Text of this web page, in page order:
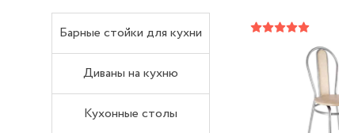
Барные стойки для кухни
Диваны на кухню
Кухонные столы